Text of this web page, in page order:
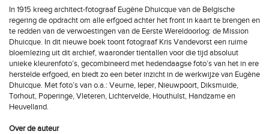
In 1915 kreeg architect-fotograaf Eugène Dhuicque van de Belgische
regering de opdracht om alle erfgoed achter het front in kaart te brengen en
te redden van de verwoestingen van de Eerste Wereldoorlog: de Mission
Dhuicque. In dit nieuwe boek toont fotograaf Kris Vandevorst een ruime
bloemlezing uit dit archief, waaronder tientallen voor die tijd absoluut
unieke kleurenfoto’s, gecombineerd met hedendaagse foto’s van het in ere
herstelde erfgoed, en biedt zo een beter inzicht in de werkwijze van Eugène
Dhuicque. Met foto’s van o.a.: Veurne, Ieper, Nieuwpoort, Diksmuide,
Torhout, Poperinge, Vleteren, Lichtervelde, Houthulst, Handzame en
Heuvelland.
Over de auteur